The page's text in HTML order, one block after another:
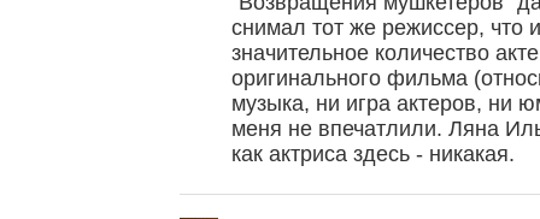
снимал тот же режиссер, что
значительное количество
оригинального фильма
музыка, ни игра актеров, ни
меня не впечатлили. Ляна
как актриса здесь - никакая.